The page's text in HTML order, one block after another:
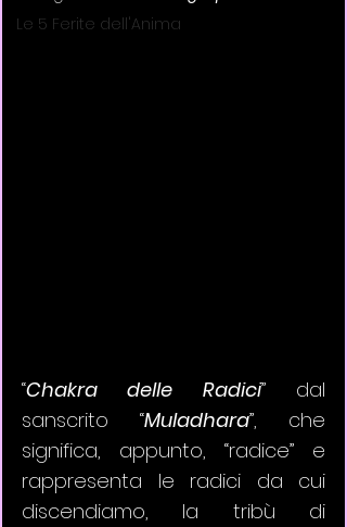
Le 5 Ferite dell'Anima
“Chakra delle Radici” dal
sanscrito “Muladhara”, che
significa, appunto, “radice” e
rappresenta le radici da cui
discendiamo, la tribù di